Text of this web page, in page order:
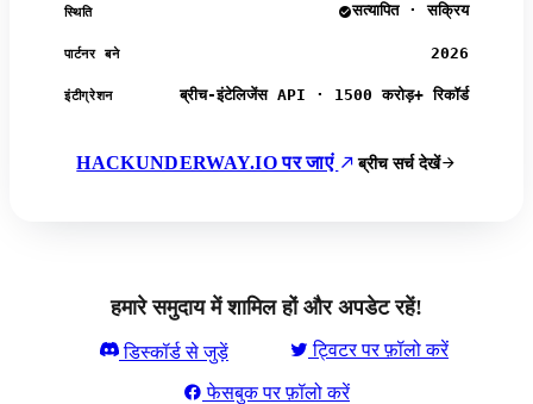
स्थिति सत्यापित · सक्रिय
पार्टनर बने 2026
इंटीग्रेशन ब्रीच-इंटेलिजेंस API · 1500 करोड़+ रिकॉर्ड
HACKUNDERWAY.IO पर जाएं ब्रीच सर्च देखें
हमारे समुदाय में शामिल हों और अपडेट रहें!
डिस्कॉर्ड से जुड़ें ट्विटर पर फ़ॉलो करें
फेसबुक पर फ़ॉलो करें